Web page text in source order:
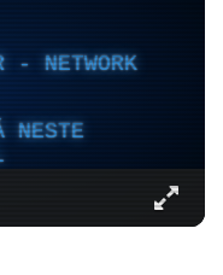
- NETWORK
NESTE